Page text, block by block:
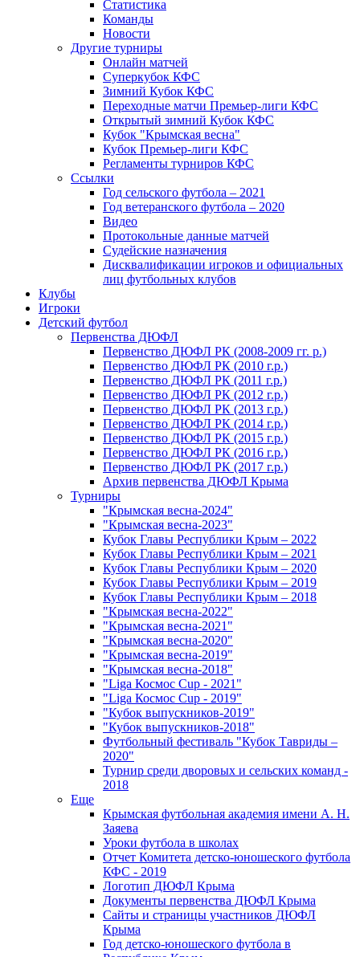
Статистика
Команды
Новости
Другие турниры
Онлайн матчей
Суперкубок КФС
Зимний Кубок КФС
Переходные матчи Премьер-лиги КФС
Открытый зимний Кубок КФС
Кубок "Крымская весна"
Кубок Премьер-лиги КФС
Регламенты турниров КФС
Ссылки
Год сельского футбола – 2021
Год ветеранского футбола – 2020
Видео
Протокольные данные матчей
Судейские назначения
Дисквалификации игроков и официальных
лиц футбольных клубов
Клубы
Игроки
Детский футбол
Первенства ДЮФЛ
Первенство ДЮФЛ РК (2008-2009 гг. р.)
Первенство ДЮФЛ РК (2010 г.р.)
Первенство ДЮФЛ РК (2011 г.р.)
Первенство ДЮФЛ РК (2012 г.р.)
Первенство ДЮФЛ РК (2013 г.р.)
Первенство ДЮФЛ РК (2014 г.р.)
Первенство ДЮФЛ РК (2015 г.р.)
Первенство ДЮФЛ РК (2016 г.р.)
Первенство ДЮФЛ РК (2017 г.р.)
Архив первенства ДЮФЛ Крыма
Турниры
"Крымская весна-2024"
"Крымская весна-2023"
Кубок Главы Республики Крым – 2022
Кубок Главы Республики Крым – 2021
Кубок Главы Республики Крым – 2020
Кубок Главы Республики Крым – 2019
Кубок Главы Республики Крым – 2018
"Крымская весна-2022"
"Крымская весна-2021"
"Крымская весна-2020"
"Крымская весна-2019"
"Крымская весна-2018"
"Liga Космос Cup - 2021"
"Liga Космос Cup - 2019"
"Кубок выпускников-2019"
"Кубок выпускников-2018"
Футбольный фестиваль "Кубок Тавриды –
2020"
Турнир среди дворовых и сельских команд -
2018
Еще
Крымская футбольная академия имени А. Н.
Заяева
Уроки футбола в школах
Отчет Комитета детско-юношеского футбола
КФС - 2019
Логотип ДЮФЛ Крыма
Документы первенства ДЮФЛ Крыма
Сайты и страницы участников ДЮФЛ
Крыма
Год детско-юношеского футбола в